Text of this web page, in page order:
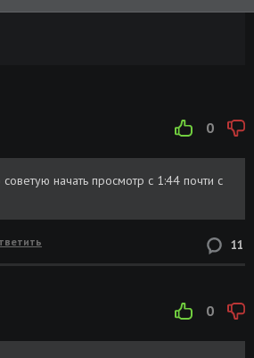
0
начать просмотр с 1:44 почти с
11
0